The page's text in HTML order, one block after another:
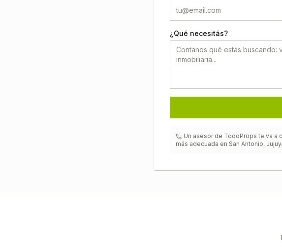
¿Qué necesitás?
Un asesor de TodoProps te va a
más adecuada en San Antonio, Jujuy.